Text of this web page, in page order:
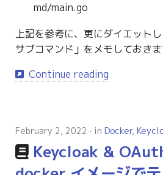
md/main.go
上記を参考に、更にダイエット
サブコマンド」をメモしておきま
Continue reading
February 2, 2022 in Docker,
Keycloak &